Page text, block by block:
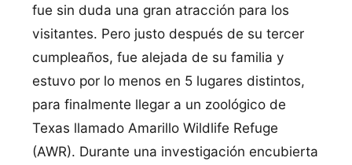
fue sin duda una gran atracción para los
visitantes. Pero justo después de su tercer
cumpleaños, fue alejada de su familia y
estuvo por lo menos en 5 lugares distintos,
para finalmente llegar a un zoológico de
Texas llamado Amarillo Wildlife Refuge
(AWR). Durante una investigación encubierta